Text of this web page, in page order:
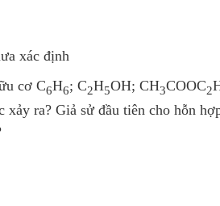
xác định
cơ C6H6; C2H5OH; CH3COOC2
xảy ra? Giả sử đầu tiên cho hỗn